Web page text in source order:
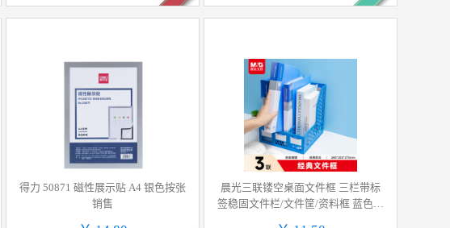
得力 50871 磁性展示贴 A4 银色按张
销售
晨光三联镂空桌面文件框 三栏带标
签稳固文件栏/文件筐/资料框 蓝色单